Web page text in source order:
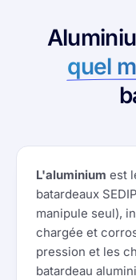
quel
L'aluminium est
batardeaux
manipule seul),
chargée et
pression et les
batardeau